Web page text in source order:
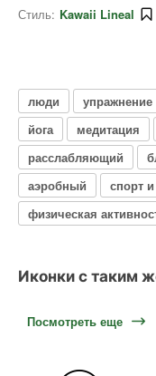
Стиль: Kawaii Lineal
люди упражнение
йога
медитация
расслабляющий
аэробный
спорт
физическая
Иконки с таким
Посмотреть еще